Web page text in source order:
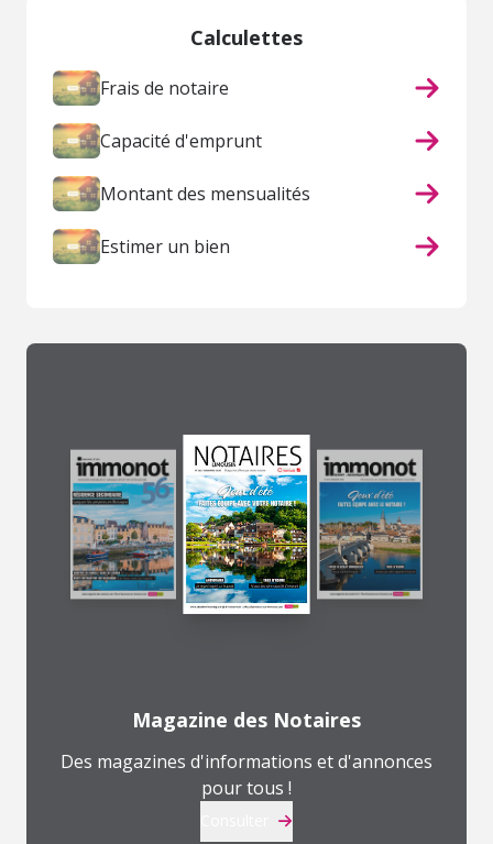
Calculettes
Frais de notaire
Capacité d'emprunt
Montant des mensualités
Estimer un bien
Magazine des Notaires
Des magazines d'informations et d'annonces
pour tous !